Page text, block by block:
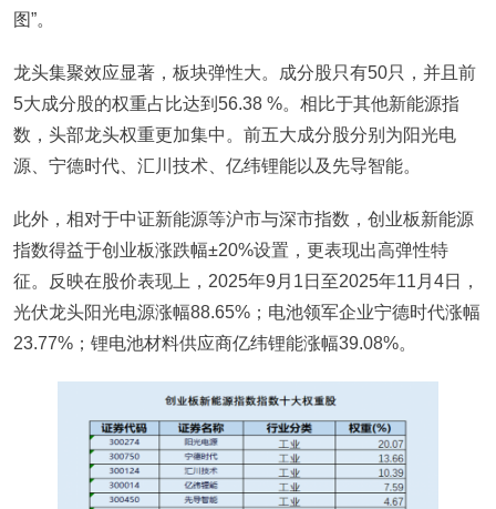
图”。
龙头集聚效应显著，板块弹性大。成分股只有50只，并且前
5大成分股的权重占比达到56.38 %。相比于其他新能源指
数，头部龙头权重更加集中。前五大成分股分别为阳光电
源、宁德时代、汇川技术、亿纬锂能以及先导智能。
此外，相对于中证新能源等沪市与深市指数，创业板新能源
指数得益于创业板涨跌幅±20%设置，更表现出高弹性特
征。反映在股价表现上，2025年9月1日至2025年11月4日，
光伏龙头阳光电源涨幅88.65%；电池领军企业宁德时代涨幅
23.77%；锂电池材料供应商亿纬锂能涨幅39.08%。